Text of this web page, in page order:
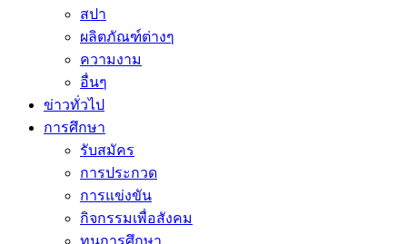
สปา
ผลิตภัณฑ์ต่างๆ
ความงาม
อื่นๆ
ข่าวทั่วไป
การศึกษา
รับสมัคร
การประกวด
การแข่งขัน
กิจกรรมเพื่อสังคม
ทุนการศึกษา